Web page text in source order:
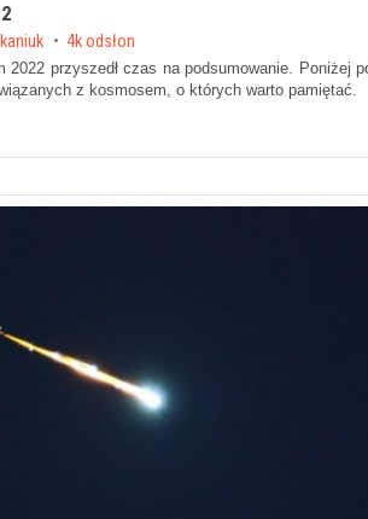
4k odsłon
przyszedł czas na podsumowanie. Poniżej
z kosmosem, o których warto pamiętać.